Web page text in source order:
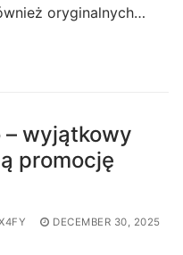
oryginalnych…
– wyjątkowy
promocję
DECEMBER 30, 2025